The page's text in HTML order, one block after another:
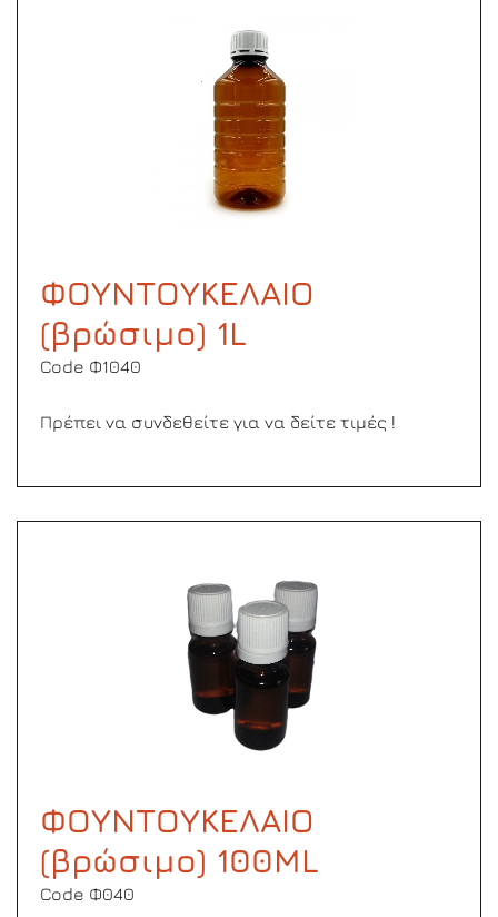
ΦΟΥΝΤΟΥΚΕΛΑΙΟ
(βρώσιμο) 1L
Code Φ1040
Πρέπει να συνδεθείτε για να δείτε τιμές !
ΦΟΥΝΤΟΥΚΕΛΑΙΟ
(βρώσιμο) 100ML
Code Φ040